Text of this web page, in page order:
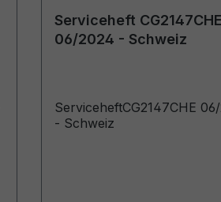
Serviceheft CG2147CHE
06/2024 - Schweiz
ServiceheftCG2147CHE
- Schweiz